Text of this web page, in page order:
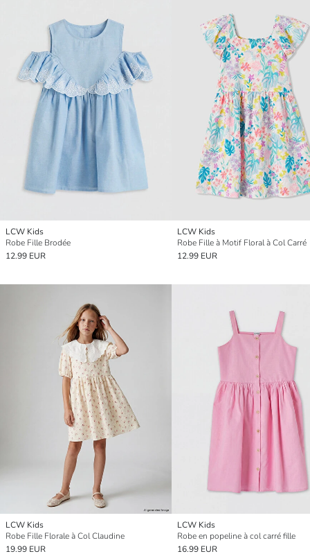
LCW Kids
Robe Fille Brodée
12.99 EUR
LCW Kids
Robe Fille à Motif Floral à Col Carré
12.99 EUR
LCW Kids
Robe Fille Florale à Col Claudine
19.99 EUR
LCW Kids
Robe en popeline à col carré fille
16.99 EUR